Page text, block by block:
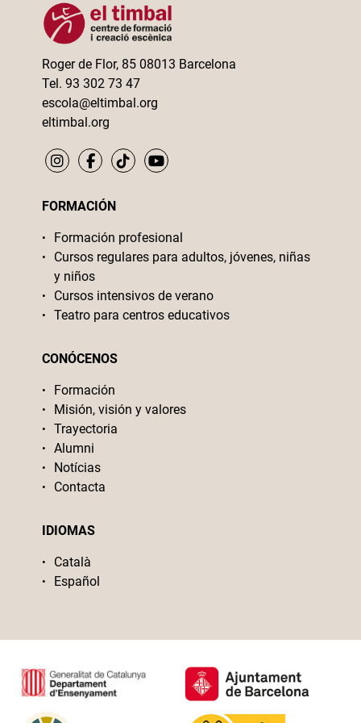
Roger de Flor, 85 08013 Barcelona
Tel. 93 302 73 47
escola@eltimbal.org
eltimbal.org
FORMACIÓN
Formación profesional
Cursos regulares para adultos, jóvenes, niñas
y niños
Cursos intensivos de verano
Teatro para centros educativos
CONÓCENOS
Formación
Misión, visión y valores
Trayectoria
Alumni
Notícias
Contacta
IDIOMAS
Català
Español